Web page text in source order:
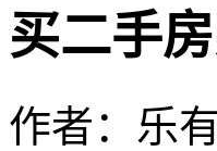
买二手
作者：乐